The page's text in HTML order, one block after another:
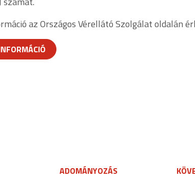
az Országos Vérellátó Szolgálat oldalán
ADOMÁNYOZÁS